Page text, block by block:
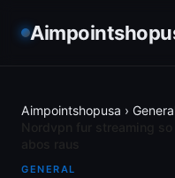
Aimpointshopusa ›
GENERAL